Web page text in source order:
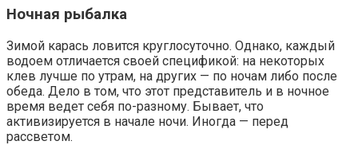
Ночная рыбалка
Зимой карась ловится круглосуточно. Однако, каждый
водоем отличается своей спецификой: на некоторых
клев лучше по утрам, на других — по ночам либо после
обеда. Дело в том, что этот представитель и в ночное
время ведет себя по-разному. Бывает, что
активизируется в начале ночи. Иногда — перед
рассветом.